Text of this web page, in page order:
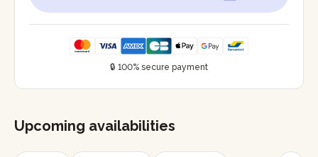
🔒 100% secure payment
Upcoming availabilities